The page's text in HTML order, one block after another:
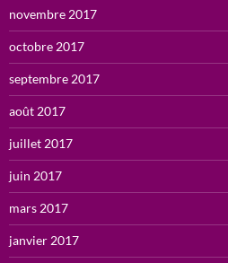
novembre 2017
octobre 2017
septembre 2017
août 2017
juillet 2017
juin 2017
mars 2017
janvier 2017